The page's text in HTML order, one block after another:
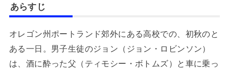
あらすじ
オレゴン州ポートランド郊外にある高校での、初秋のと
ある一日。男子生徒のジョン（ジョン・ロビンソン）
は、酒に酔った父（ティモシー・ボトムズ）と車に乗っ